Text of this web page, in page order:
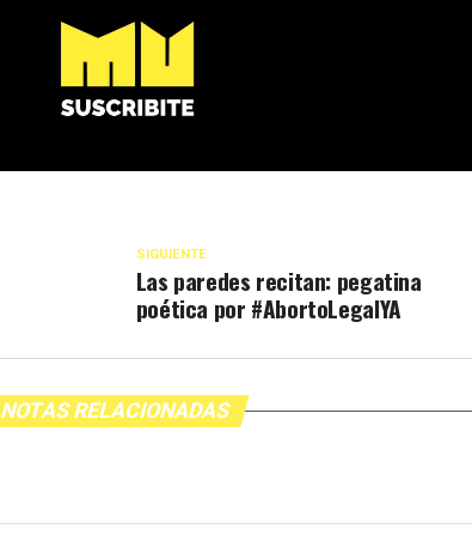
SIGUIENTE
Las paredes recitan: pegatina
poética por #AbortoLegalYA
NOTAS RELACIONADAS